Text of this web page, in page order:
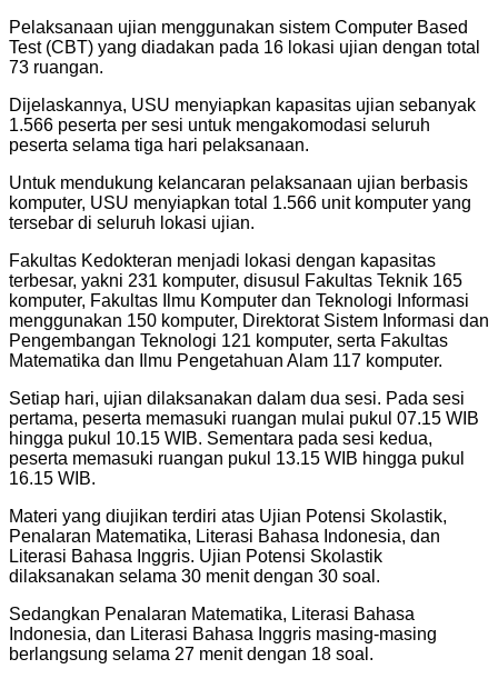
Pelaksanaan ujian menggunakan sistem Computer Based
Test (CBT) yang diadakan pada 16 lokasi ujian dengan total
73 ruangan.
Dijelaskannya, USU menyiapkan kapasitas ujian sebanyak
1.566 peserta per sesi untuk mengakomodasi seluruh
peserta selama tiga hari pelaksanaan.
Untuk mendukung kelancaran pelaksanaan ujian berbasis
komputer, USU menyiapkan total 1.566 unit komputer yang
tersebar di seluruh lokasi ujian.
Fakultas Kedokteran menjadi lokasi dengan kapasitas
terbesar, yakni 231 komputer, disusul Fakultas Teknik 165
komputer, Fakultas Ilmu Komputer dan Teknologi Informasi
menggunakan 150 komputer, Direktorat Sistem Informasi dan
Pengembangan Teknologi 121 komputer, serta Fakultas
Matematika dan Ilmu Pengetahuan Alam 117 komputer.
Setiap hari, ujian dilaksanakan dalam dua sesi. Pada sesi
pertama, peserta memasuki ruangan mulai pukul 07.15 WIB
hingga pukul 10.15 WIB. Sementara pada sesi kedua,
peserta memasuki ruangan pukul 13.15 WIB hingga pukul
16.15 WIB.
Materi yang diujikan terdiri atas Ujian Potensi Skolastik,
Penalaran Matematika, Literasi Bahasa Indonesia, dan
Literasi Bahasa Inggris. Ujian Potensi Skolastik
dilaksanakan selama 30 menit dengan 30 soal.
Sedangkan Penalaran Matematika, Literasi Bahasa
Indonesia, dan Literasi Bahasa Inggris masing-masing
berlangsung selama 27 menit dengan 18 soal.